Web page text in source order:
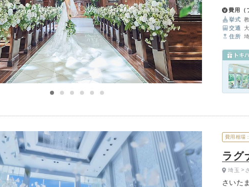
すべてのアイテム
ドレスショップ一覧
らお好
費用（
挙式
交通
住所
ラグ
費用相場
さいた
埼玉